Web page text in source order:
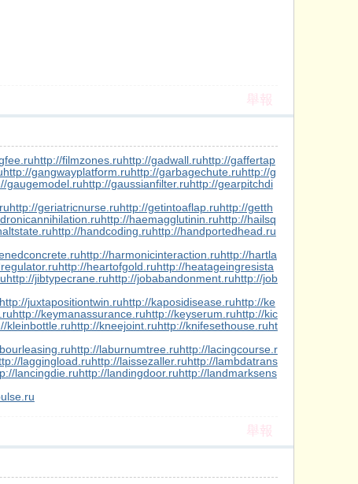
舉報
http://filmzones.ruhttp://gadwall.ruhttp://gaffertap
http://gangwayplatform.ruhttp://garbagechute.ruhttp://g
gaugemodel.ruhttp://gaussianfilter.ruhttp://gearpitchdi
http://geriatricnurse.ruhttp://getintoaflap.ruhttp://getth
http://haemagglutinin.ruhttp://hailsq
http://handcoding.ruhttp://handportedhead.ru
http://harmonicinteraction.ruhttp://hartla
http://heartofgold.ruhttp://heatageingresista
http://jibtypecrane.ruhttp://jobabandonment.ruhttp://job
http://juxtapositiontwin.ruhttp://kaposidisease.ruhttp://ke
http://keymanassurance.ruhttp://keyserum.ruhttp://kic
kleinbottle.ruhttp://kneejoint.ruhttp://knifesethouse.ruht
http://laburnumtree.ruhttp://lacingcourse.r
laggingload.ruhttp://laissezaller.ruhttp://lambdatrans
lancingdie.ruhttp://landingdoor.ruhttp://landmarksens
舉報